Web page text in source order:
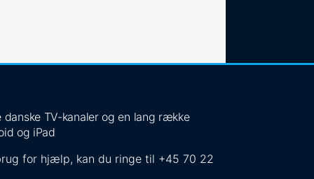
TV-kanaler og en lang række
og iPad
for hjælp, kan du ringe til +45 70 22